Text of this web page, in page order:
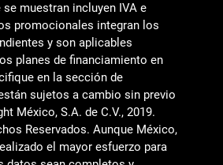
muestran incluyen IVA e
promocionales integran los
y son aplicables
planes de financiamiento en
en la sección de
sujetos a cambio sin previo
México, S.A. de C.V., 2019.
Reservados. Aunque México,
el mayor esfuerzo para